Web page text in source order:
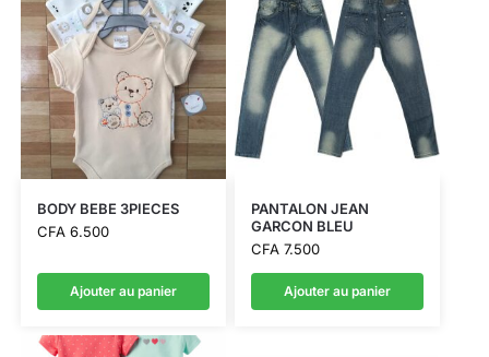
BODY BEBE 3PIECES
CFA6.500
Ajouter au panier
PANTALON JEAN
GARCON BLEU
CFA7.500
Ajouter au panier